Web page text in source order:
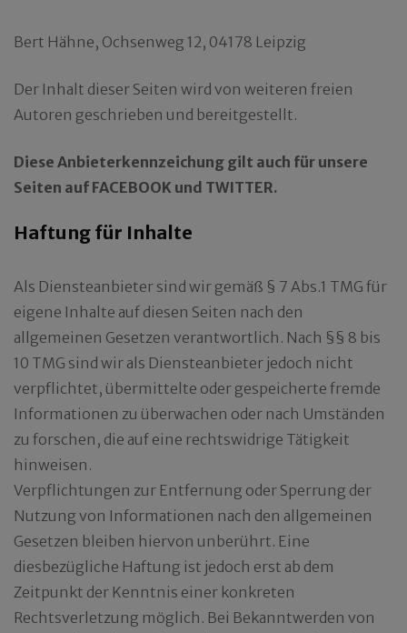
Bert Hähne, Ochsenweg 12, 04178 Leipzig
Der Inhalt dieser Seiten wird von weiteren freien
Autoren geschrieben und bereitgestellt.
Diese Anbieterkennzeichung gilt auch für unsere
Seiten auf FACEBOOK und TWITTER.
Haftung für Inhalte
Als Diensteanbieter sind wir gemäß § 7 Abs.1 TMG für
eigene Inhalte auf diesen Seiten nach den
allgemeinen Gesetzen verantwortlich. Nach §§ 8 bis
10 TMG sind wir als Diensteanbieter jedoch nicht
verpflichtet, übermittelte oder gespeicherte fremde
Informationen zu überwachen oder nach Umständen
zu forschen, die auf eine rechtswidrige Tätigkeit
hinweisen.
Verpflichtungen zur Entfernung oder Sperrung der
Nutzung von Informationen nach den allgemeinen
Gesetzen bleiben hiervon unberührt. Eine
diesbezügliche Haftung ist jedoch erst ab dem
Zeitpunkt der Kenntnis einer konkreten
Rechtsverletzung möglich. Bei Bekanntwerden von